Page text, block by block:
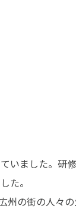
いました。研
た。
州の街の人々